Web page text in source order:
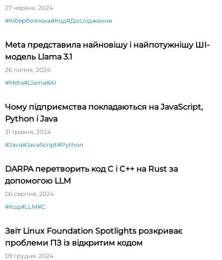
27 червня, 2024
#Кібербезпека#Код#Дослідження
Meta представила найновішу і найпотужнішу ШІ-
модель Llama 3.1
26 липня, 2024
#Meta#Llama#AI
Чому підприємства покладаються на JavaScript,
Python і Java
31 травня, 2024
#Java#JavaScript#Python
DARPA перетворить код C і C++ на Rust за
допомогою LLM
06 серпня, 2024
#Код#LLM#C
Звіт Linux Foundation Spotlights розкриває
проблеми ПЗ із відкритим кодом
09 грудня, 2024